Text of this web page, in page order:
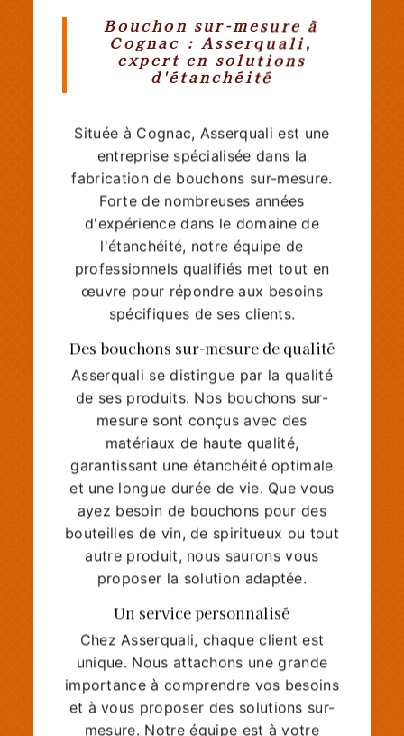
Bouchon sur-mesure à
Cognac : Asserquali,
expert en solutions
d'étanchéité
Située à Cognac, Asserquali est une
entreprise spécialisée dans la
fabrication de bouchons sur-mesure.
Forte de nombreuses années
d'expérience dans le domaine de
l'étanchéité, notre équipe de
professionnels qualifiés met tout en
œuvre pour répondre aux besoins
spécifiques de ses clients.
Des bouchons sur-mesure de qualité
Asserquali se distingue par la qualité
de ses produits. Nos bouchons sur-
mesure sont conçus avec des
matériaux de haute qualité,
garantissant une étanchéité optimale
et une longue durée de vie. Que vous
ayez besoin de bouchons pour des
bouteilles de vin, de spiritueux ou tout
autre produit, nous saurons vous
proposer la solution adaptée.
Un service personnalisé
Chez Asserquali, chaque client est
unique. Nous attachons une grande
importance à comprendre vos besoins
et à vous proposer des solutions sur-
mesure. Notre équipe est à votre